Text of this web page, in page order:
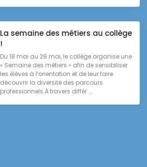
La semaine des métiers au collège
!
Du 18 mai au 29 mai, le collège organise une
« Semaine des métiers » afin de sensibiliser
les élèves à l’orientation et de leur faire
découvrir la diversité des parcours
professionnels.À travers différ ...